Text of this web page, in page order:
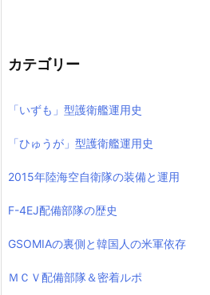
カテゴリー
「いずも」型護衛艦運用史
「ひゅうが」型護衛艦運用史
2015年陸海空自衛隊の装備と運用
F-4EJ配備部隊の歴史
GSOMIAの裏側と韓国人の米軍依存
ＭＣＶ配備部隊＆密着ルポ